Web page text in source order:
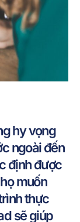
hy vọng
ngoài đến
định được
muốn
thực
sẽ giúp